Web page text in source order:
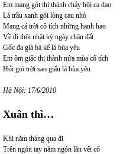
Em mang gót thị thành chảy hội ca dao
Lá trầu xanh gói lòng cau nhỏ
Mang cả trời cổ tích những hanh hao
Về đi thôi nhật ký ngày chân đất
Gốc đa già bà kể lá bùa yêu
Em ôm giấc thị thành nửa mùa cổ tích
Hỏi gió trời sao giấu lá bùa yêu
Hà Nội: 17/6/2010
Xuân thì…
Khi năm tháng qua đi
Trên ngón tay năm ngón lằn vết cổ